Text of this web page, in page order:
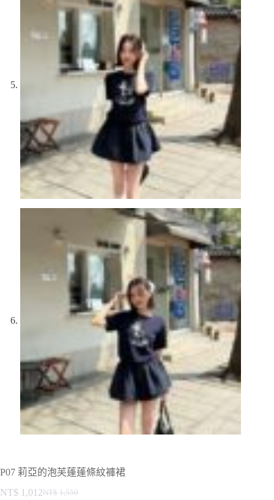
P07 莉亞的泡芙蓬蓬條紋褲裙
NT$ 1,550
NT$ 1,012